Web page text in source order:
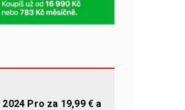
Pro za 19,99 € a